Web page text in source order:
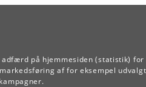
på hjemmesiden (statistik) for
af for eksempel